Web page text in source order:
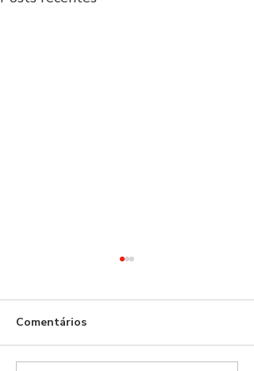
Comentários